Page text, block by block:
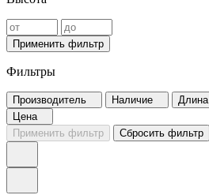
Применить фильтр
Фильтры
Производитель Наличие Длина
Цена
Применить фильтр
Сбросить фильтр